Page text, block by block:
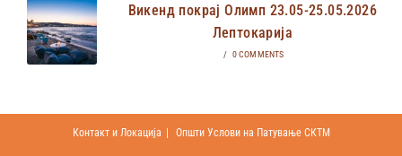
Викенд покрај Олимп 23.05-25.05.2026
Лептокарија
/ 0 COMMENTS
Контакт и Локација Општи Услови на Патување СКТМ